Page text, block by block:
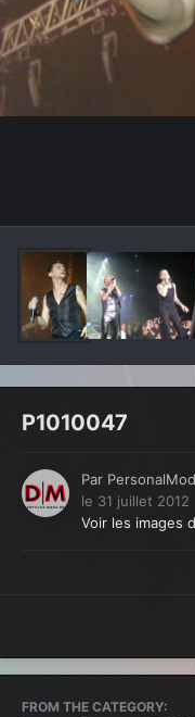
P1010047
Par
le 31 juillet 2012
Voir les images
FROM THE CATEGORY: